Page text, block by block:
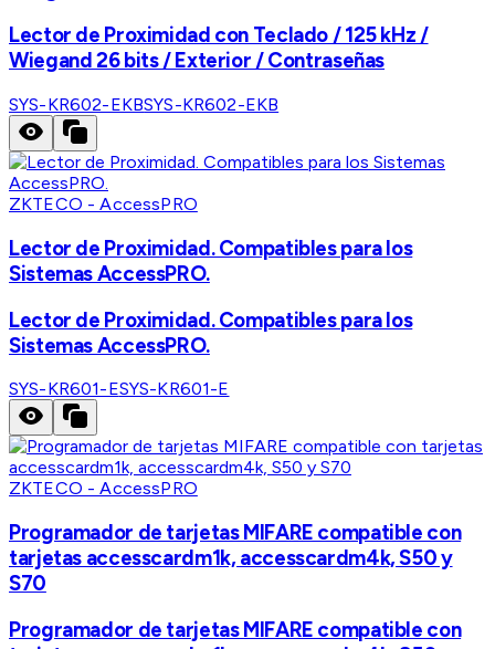
Lector de Proximidad con Teclado / 125 kHz /
Wiegand 26 bits / Exterior / Contraseñas
SYS-KR602-EKBSYS-KR602-EKB
ZKTECO - AccessPRO
Lector de Proximidad. Compatibles para los
Sistemas AccessPRO.
Lector de Proximidad. Compatibles para los
Sistemas AccessPRO.
SYS-KR601-ESYS-KR601-E
ZKTECO - AccessPRO
Programador de tarjetas MIFARE compatible con
tarjetas accesscardm1k, accesscardm4k, S50 y
S70
Programador de tarjetas MIFARE compatible con